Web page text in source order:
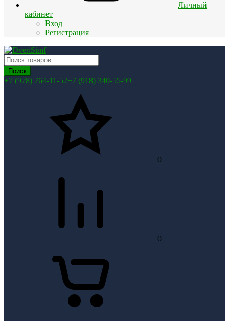
Личный
кабинет
Вход
Регистрация
Поиск
+7 (978) 764-11-52+7 (918) 340-55-99
0
0